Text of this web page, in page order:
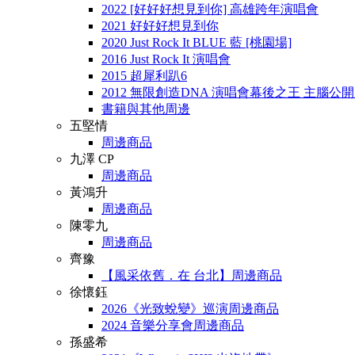
2022 [好好好想見到你] 高雄跨年演唱會
2021 好好好想見到你
2020 Just Rock It BLUE 藍 [桃園場]
2016 Just Rock It 演唱會
2015 超犀利趴6
2012 無限創造DNA 演唱會幕後之王 主腦公
書籍與其他周邊
五堅情
周邊商品
九澤 CP
周邊商品
黃鴻升
周邊商品
陳零九
周邊商品
齊豫
【風采依舊．在 台北】周邊商品
徐懷鈺
2026《光致蛻變》巡演周邊商品
2024 音樂分享會周邊商品
孫盛希